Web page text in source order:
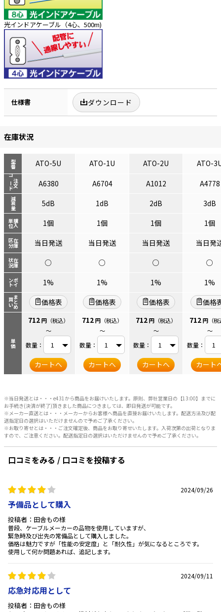
光インドアケーブル（4心、500m)
仕様書 ダウンロード
在庫状況
型番
注文
コード
減衰量
購入
単位
在庫
区分
在庫
状況
ポイ
ント
まとめ
買い
単価
ATO-5U ATO-1U ATO-2U ATO-
A6380 A6704 A1012
A4778
5dB
1dB 2dB
3dB
1個
1個 1個
1個
当日発送
当日発送 当日発送
当日発
○
○ ○
○
1%
1% 1%
1%
価格表
価格表 価格表
価格
712円 （税込）
～
数量：
カートへ
712円 （税込）
～
数量：
カートへ
712円 （税込）
～
数量：
カートへ
712円 （
～
数量：
カート
※当日発送とは・・・e431から商品をお届けいたします。原則、弊社営業日の【13:00】までに
お手続き(決済が終了)頂きました商品につきましては、即日発送が可能です。
※メーカー直送とは・・・メーカーからお客様へ商品を直接お届けいたします。配送方法及び配
送指定日の選択はいただけませんので予めご了承ください。
※お取り寄せとは・・・ご注文確定後、商品をお取り寄せいたします。入荷次第の出荷となりま
すので、ご注意ください。配送指定日の選択はいただけませんので予めご了承ください。
口コミをみる / 口コミを投稿する
2024/09/26
予備品として購入
投稿者：田舎もの様
普段、ケーブルメーカーの品物を使用していますが、
緊急時及び出先の常備品として購入しました。
価格は魅力ですが「性能の安定度」と「耐久性」が気になるところです。
使用して何か問題あれば、追記します。
2024/09/11
応急対応用として
投稿者：田舎もの様